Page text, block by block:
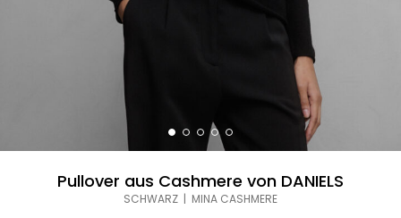
Pullover aus Cashmere von DANIELS
SCHWARZ | MINA CASHMERE